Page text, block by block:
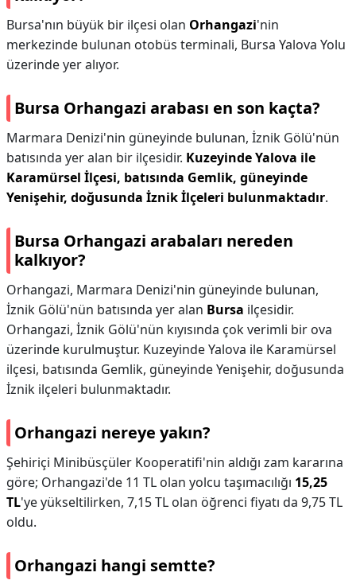
Bursa'nın büyük bir ilçesi olan Orhangazi'nin
merkezinde bulunan otobüs terminali, Bursa Yalova Yolu
üzerinde yer alıyor.
Bursa Orhangazi arabası en son kaçta?
Marmara Denizi'nin güneyinde bulunan, İznik Gölü'nün
batısında yer alan bir ilçesidir. Kuzeyinde Yalova ile
Karamürsel İlçesi, batısında Gemlik, güneyinde
Yenişehir, doğusunda İznik İlçeleri bulunmaktadır.
Bursa Orhangazi arabaları nereden
kalkıyor?
Orhangazi, Marmara Denizi'nin güneyinde bulunan,
İznik Gölü'nün batısında yer alan Bursa ilçesidir.
Orhangazi, İznik Gölü'nün kıyısında çok verimli bir ova
üzerinde kurulmuştur. Kuzeyinde Yalova ile Karamürsel
ilçesi, batısında Gemlik, güneyinde Yenişehir, doğusunda
İznik ilçeleri bulunmaktadır.
Orhangazi nereye yakın?
Şehiriçi Minibüsçüler Kooperatifi'nin aldığı zam kararına
göre; Orhangazi'de 11 TL olan yolcu taşımacılığı 15,25
TL'ye yükseltilirken, 7,15 TL olan öğrenci fiyatı da 9,75 TL
oldu.
Orhangazi hangi semtte?